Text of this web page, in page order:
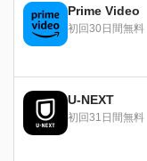
子
寧
に
す
は
寧
依
五
『
Prime Video
初回30日間無料
U-NEXT
初回31日間無料